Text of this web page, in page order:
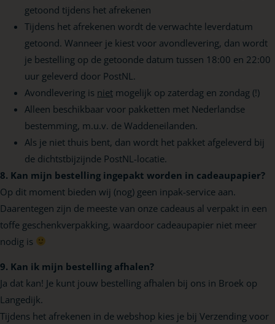
getoond tijdens het afrekenen
Tijdens het afrekenen wordt de verwachte leverdatum
getoond. Wanneer je kiest voor avondlevering, dan wordt
je bestelling op de getoonde datum tussen 18:00 en 22:00
uur geleverd door PostNL.
Avondlevering is niet mogelijk op zaterdag en zondag (!)
Alleen beschikbaar voor pakketten met Nederlandse
bestemming, m.u.v. de Waddeneilanden.
Als je niet thuis bent, dan wordt het pakket afgeleverd bij
de dichtstbijzijnde PostNL-locatie.
8. Kan mijn bestelling ingepakt worden in cadeaupapier?
Op dit moment bieden wij (nog) geen inpak-service aan.
Daarentegen zijn de meeste van onze cadeaus al verpakt in een
toffe geschenkverpakking, waardoor cadeaupapier niet meer
nodig is
9. Kan ik mijn bestelling afhalen?
Ja dat kan! Je kunt jouw bestelling afhalen bij ons in Broek op
Langedijk.
Tijdens het afrekenen in de webshop kies je bij Verzending voor